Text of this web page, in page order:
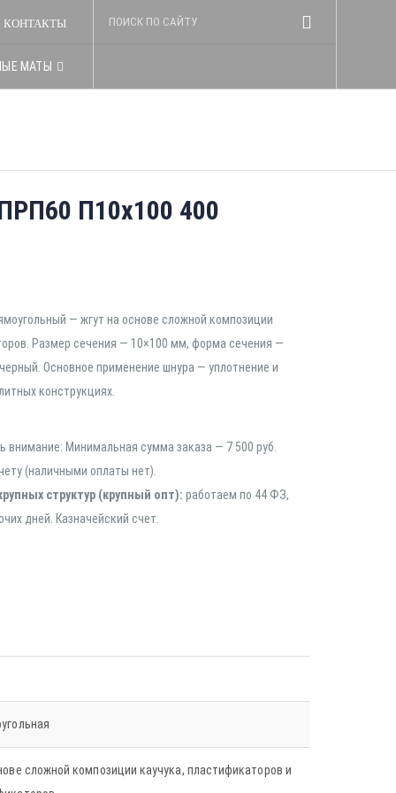
КОНТАКТЫ
МАТЫ
П10х100 400
— жгут на основе сложной композиции
Размер сечения — 10×100 мм, форма сечения —
Основное применение шнура — уплотнение и
конструкциях.
внимание: Минимальная сумма заказа — 7 500 руб.
(наличными оплаты нет).
структур (крупный опт): работаем по 44 ФЗ,
дней. Казначейский счет.
сложной композиции каучука, пластификаторов и